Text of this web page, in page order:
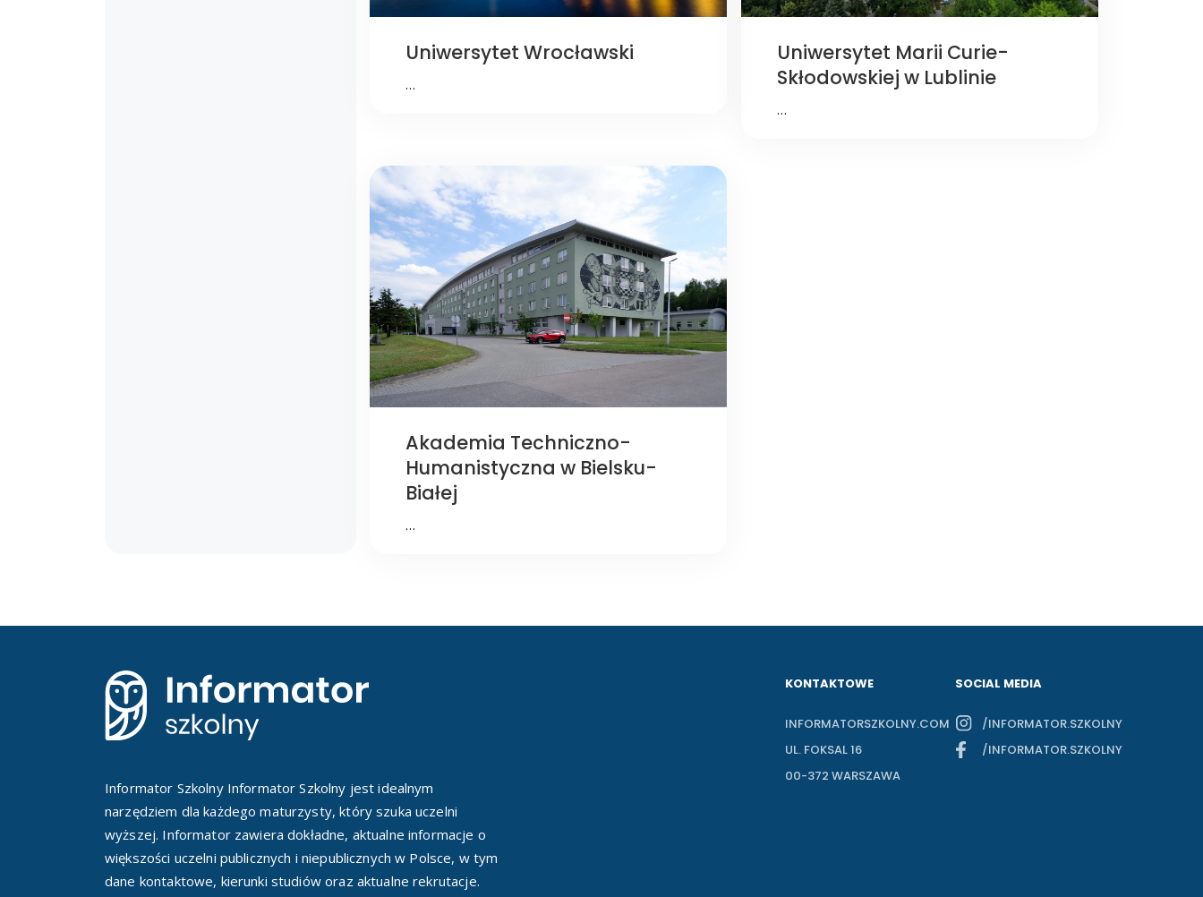
Uniwersytet Wrocławski
…
Uniwersytet Marii Curie-
Skłodowskiej w Lublinie
…
Akademia Techniczno-
Humanistyczna w Bielsku-
Białej
…
Informator Szkolny Informator Szkolny jest idealnym
narzędziem dla każdego maturzysty, który szuka uczelni
wyższej. Informator zawiera dokładne, aktualne informacje o
większości uczelni publicznych i niepublicznych w Polsce, w tym
dane kontaktowe, kierunki studiów oraz aktualne rekrutacje.
KONTAKTOWE
INFORMATORSZKOLNY.COM
UL. FOKSAL 16
00-372 WARSZAWA
SOCIAL MEDIA
/INFORMATOR.SZKOLNY
/INFORMATOR.SZKOLNY